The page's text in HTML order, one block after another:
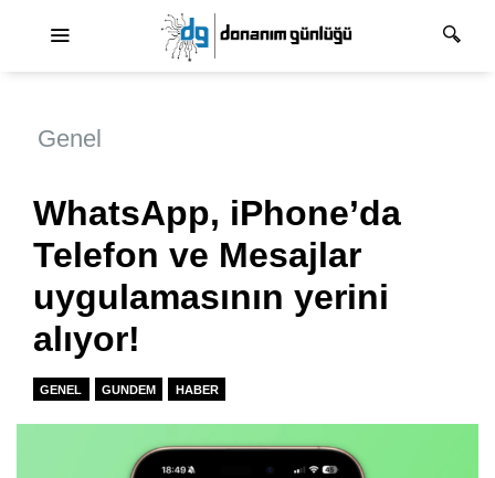
Genel
WhatsApp, iPhone’da
Telefon ve Mesajlar
uygulamasının yerini
alıyor!
GENEL GUNDEM HABER